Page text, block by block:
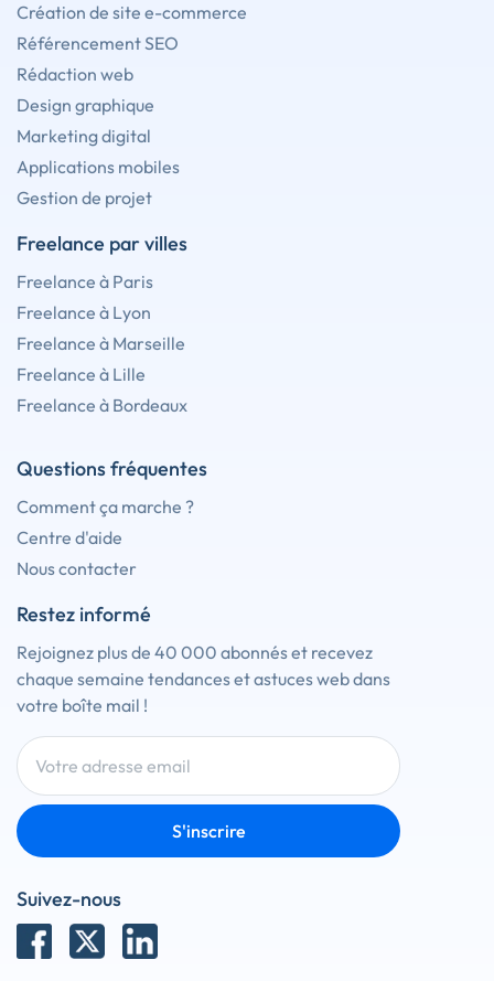
Création de site e-commerce
Référencement SEO
Rédaction web
Design graphique
Marketing digital
Applications mobiles
Gestion de projet
Freelance par villes
Freelance à Paris
Freelance à Lyon
Freelance à Marseille
Freelance à Lille
Freelance à Bordeaux
Questions fréquentes
Comment ça marche ?
Centre d'aide
Nous contacter
Restez informé
Rejoignez plus de 40 000 abonnés et recevez
chaque semaine tendances et astuces web dans
votre boîte mail !
S'inscrire
Suivez-nous